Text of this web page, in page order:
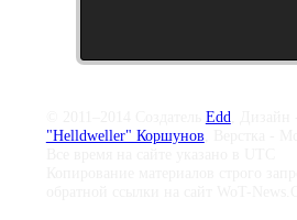
Edd, Дизайн -
"Helldweller" Коршунов